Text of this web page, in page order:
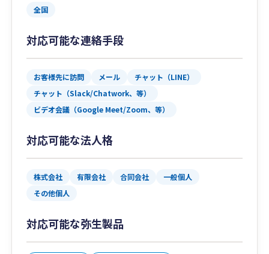
全国
対応可能な連絡手段
お客様先に訪問 メール
チャット（LINE）
チャット（Slack/Chatwork、等）
ビデオ会議（Google Meet/Zoom、等）
対応可能な法人格
株式会社 有限会社 合同会社
一般個人
その他個人
対応可能な弥生製品